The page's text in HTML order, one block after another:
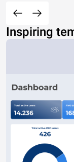
Inspiring